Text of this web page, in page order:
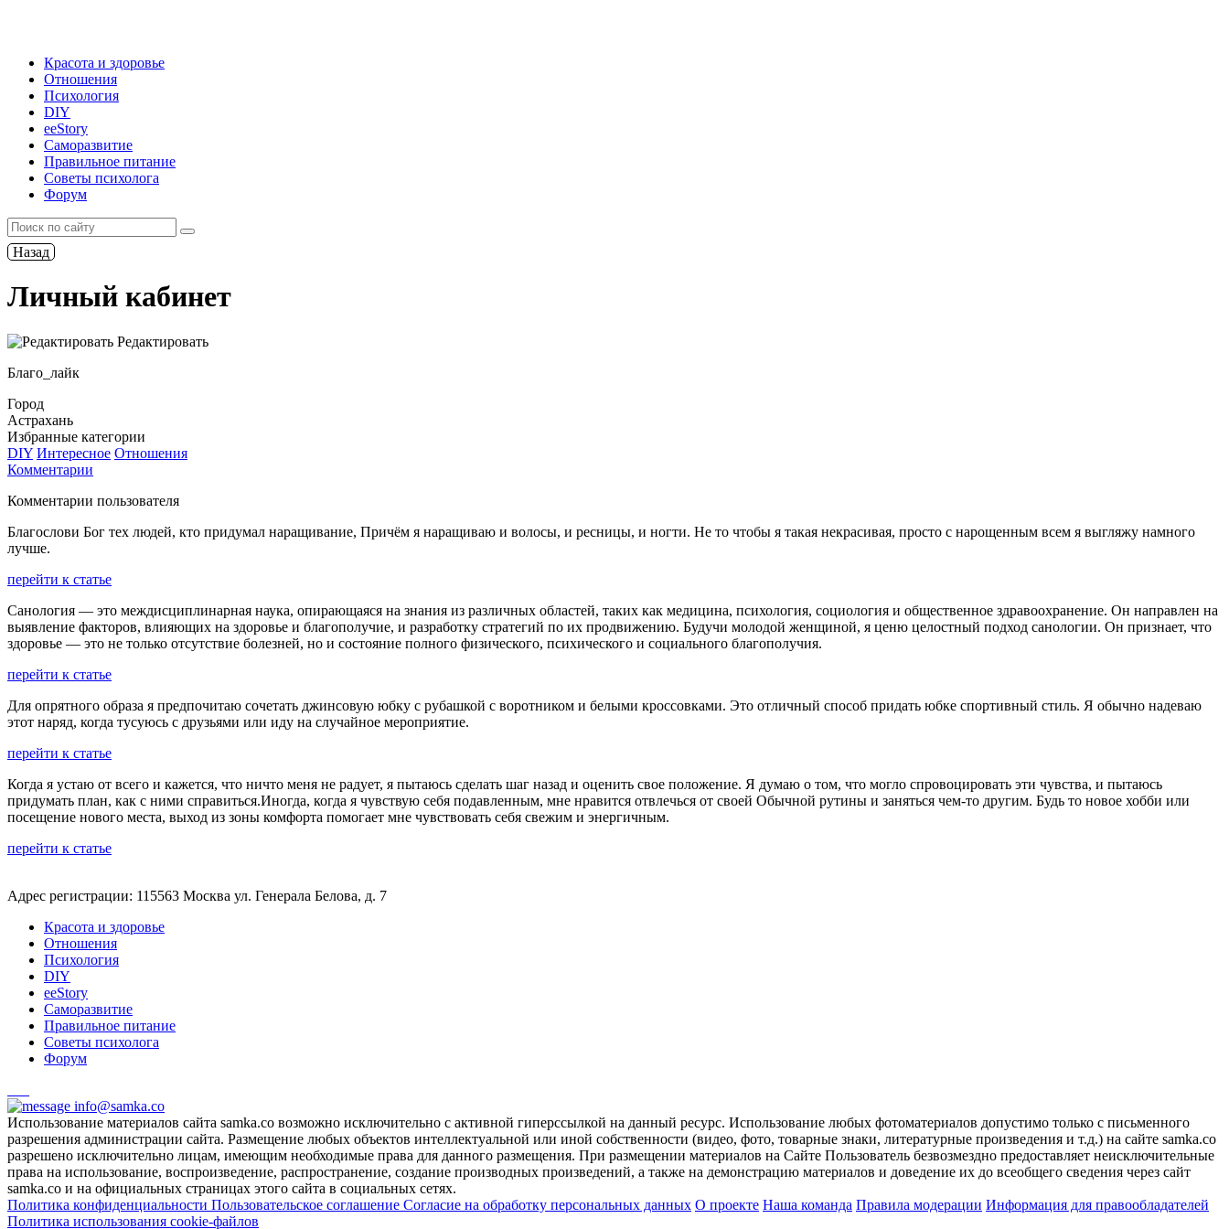
Красота и здоровье
Отношения
Психология
DIY
ееStory
Саморазвитие
Правильное питание
Советы психолога
Форум
Назад
Личный кабинет
Редактировать
Благо_лайк
Город
Астрахань
Избранные категории
DIY Интересное Отношения
Комментарии
Комментарии пользователя
Благослови Бог тех людей, кто придумал наращивание, Причём я наращиваю и волосы, и ресницы, и ногти. Не то чтобы я такая некрасивая, просто с нарощенным всем я выгляжу намного
лучше.
перейти к статье
Санология — это междисциплинарная наука, опирающаяся на знания из различных областей, таких как медицина, психология, социология и общественное здравоохранение. Он направлен на
выявление факторов, влияющих на здоровье и благополучие, и разработку стратегий по их продвижению. Будучи молодой женщиной, я ценю целостный подход санологии. Он признает, что
здоровье — это не только отсутствие болезней, но и состояние полного физического, психического и социального благополучия.
перейти к статье
Для опрятного образа я предпочитаю сочетать джинсовую юбку с рубашкой с воротником и белыми кроссовками. Это отличный способ придать юбке спортивный стиль. Я обычно надеваю
этот наряд, когда тусуюсь с друзьями или иду на случайное мероприятие.
перейти к статье
Когда я устаю от всего и кажется, что ничто меня не радует, я пытаюсь сделать шаг назад и оценить свое положение. Я думаю о том, что могло спровоцировать эти чувства, и пытаюсь
придумать план, как с ними справиться.Иногда, когда я чувствую себя подавленным, мне нравится отвлечься от своей Обычной рутины и заняться чем-то другим. Будь то новое хобби или
посещение нового места, выход из зоны комфорта помогает мне чувствовать себя свежим и энергичным.
перейти к статье
Адрес регистрации: 115563 Москва ул. Генерала Белова, д. 7
Красота и здоровье
Отношения
Психология
DIY
ееStory
Саморазвитие
Правильное питание
Советы психолога
Форум
info@samka.co
Использование материалов сайта samka.co возможно исключительно с активной гиперссылкой на данный ресурс. Использование любых фотоматериалов допустимо только с письменного
разрешения администрации сайта. Размещение любых объектов интеллектуальной или иной собственности (видео, фото, товарные знаки, литературные произведения и т.д.) на сайте samka.co
разрешено исключительно лицам, имеющим необходимые права для данного размещения. При размещении материалов на Сайте Пользователь безвозмездно предоставляет неисключительные
права на использование, воспроизведение, распространение, создание производных произведений, а также на демонстрацию материалов и доведение их до всеобщего сведения через сайт
samka.co и на официальных страницах этого сайта в социальных сетях.
Политика конфиденциальности Пользовательское соглашение Согласие на обработку персональных данных О проекте Наша команда Правила модерации Информация для правообладателей
Политика использования cookie-файлов